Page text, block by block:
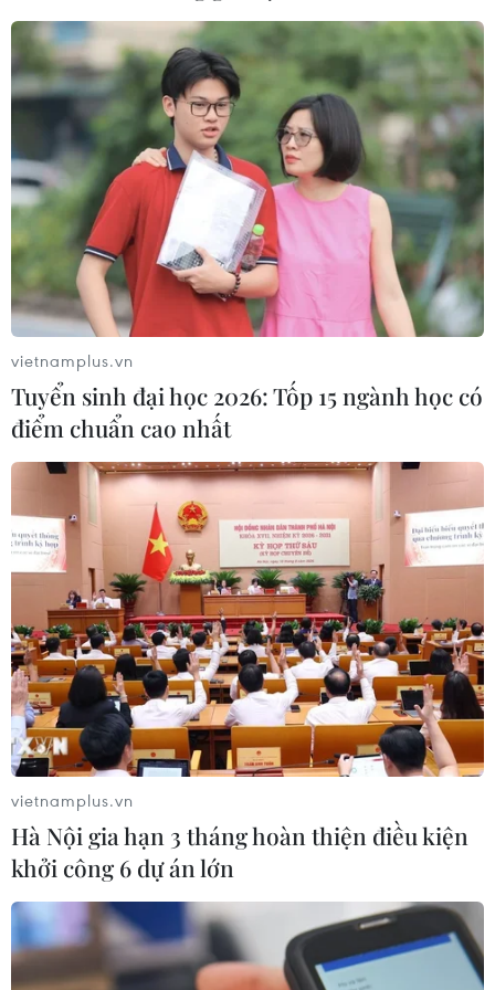
Hàn Quốc sẽ đầu tư 102 triệu USD để nghiên cứu sâu
hơn về các công nghệ hàng không hiện đại và kế
hoạch này phù hợp với định hướng phát triển 10 năm
của Hàn Quốc.
vietnamplus.vn
Tuyển sinh đại học 2026: Tốp 15 ngành học có
điểm chuẩn cao nhất
vietnamplus.vn
Hà Nội gia hạn 3 tháng hoàn thiện điều kiện
khởi công 6 dự án lớn